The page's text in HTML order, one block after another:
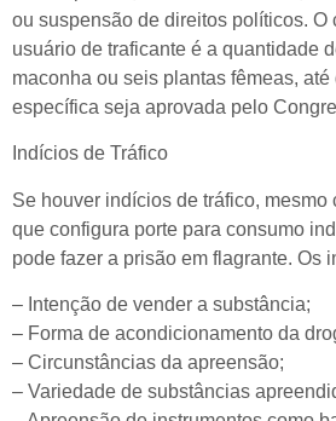
ou suspensão de direitos políticos. O
usuário de traficante é a quantidade
maconha ou seis plantas fêmeas,
específica seja aprovada pelo
Indícios de Tráfico
Se houver indícios de tráfico, mesmo
que configura porte para consumo
pode fazer a prisão em flagrante. Os
– Intenção de vender a substância;
– Forma de acondicionamento da
– Circunstâncias da apreensão;
– Variedade de substâncias